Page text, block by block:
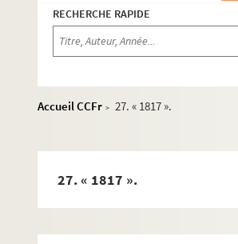
RECHERCHE RAPIDE
Accueil CCFr > 27. « 1817 ».
27. « 1817 ».